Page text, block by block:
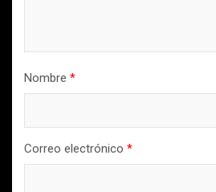
Nombre *
Correo electrónico *